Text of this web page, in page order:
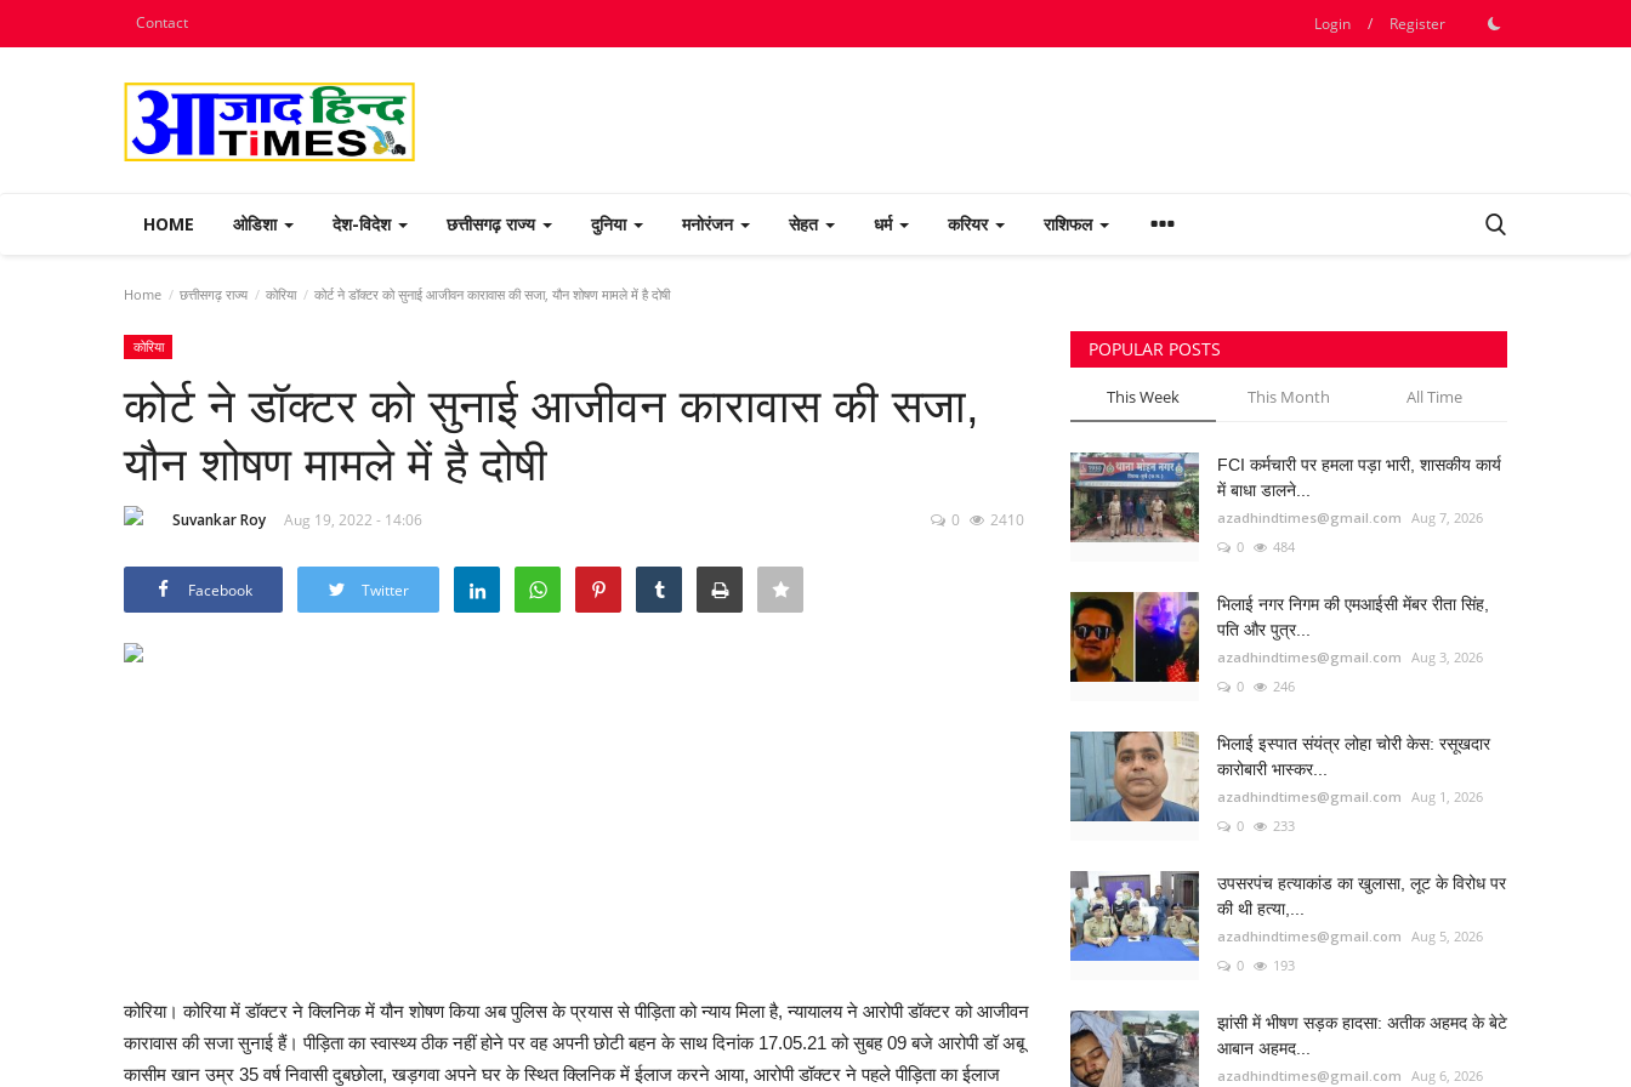
Contact Login / Register
HOME ओडिशा देश-विदेश छत्तीसगढ़ राज्य दुनिया मनोरंजन सेहत धर्म करियर राशिफल
Home छत्तीसगढ़ राज्य कोरिया कोर्ट ने डॉक्टर को सुनाई आजीवन कारावास की सजा, यौन शोषण मामले में है दोषी
कोरिया
कोर्ट ने डॉक्टर को सुनाई आजीवन कारावास की सजा,
यौन शोषण मामले में है दोषी
Suvankar Roy Aug 19, 2022 - 14:06 0 2410
Facebook Twitter
कोरिया। कोरिया में डॉक्टर ने क्लिनिक में यौन शोषण किया अब पुलिस के प्रयास से पीड़िता को न्याय मिला है, न्यायालय ने आरोपी डॉक्टर को आजीवन
कारावास की सजा सुनाई हैं। पीड़िता का स्वास्थ्य ठीक नहीं होने पर वह अपनी छोटी बहन के साथ दिनांक 17.05.21 को सुबह 09 बजे आरोपी डॉ अबू
कासीम खान उम्र 35 वर्ष निवासी दुबछोला, खड़गवा अपने घर के स्थित क्लिनिक में ईलाज करने आया, आरोपी डॉक्टर ने पहले पीड़िता का ईलाज
POPULAR POSTS
This Week This Month All Time
FCI कर्मचारी पर हमला पड़ा भारी, शासकीय कार्य
में बाधा डालने...
azadhindtimes@gmail.com Aug 7, 2026
0
484
भिलाई नगर निगम की एमआईसी मेंबर रीता सिंह,
पति और पुत्र...
azadhindtimes@gmail.com Aug 3, 2026
0
246
भिलाई इस्पात संयंत्र लोहा चोरी केस: रसूखदार
कारोबारी भास्कर...
azadhindtimes@gmail.com Aug 1, 2026
0
233
उपसरपंच हत्याकांड का खुलासा, लूट के विरोध पर
की थी हत्या,...
azadhindtimes@gmail.com Aug 5, 2026
0
193
झांसी में भीषण सड़क हादसा: अतीक अहमद के बेटे
आबान अहमद...
azadhindtimes@gmail.com Aug 6, 2026